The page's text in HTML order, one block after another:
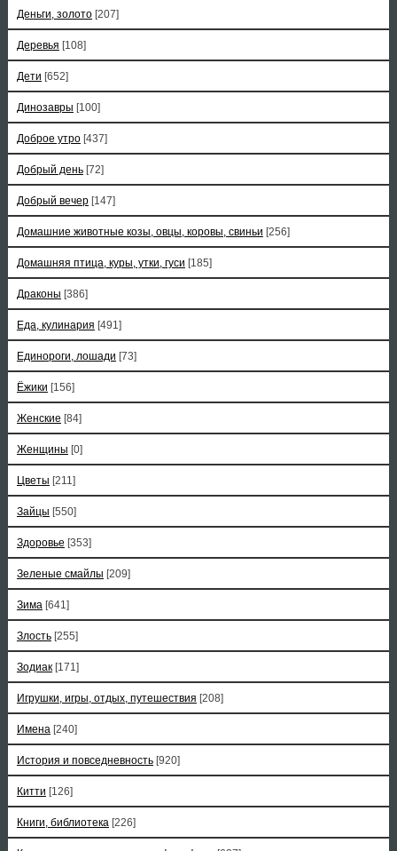
Деньги, золото [207]
Деревья [108]
Дети [652]
Динозавры [100]
Доброе утро [437]
Добрый день [72]
Добрый вечер [147]
Домашние животные козы, овцы, коровы, свиньи [256]
Домашняя птица, куры, утки, гуси [185]
Драконы [386]
Еда, кулинария [491]
Единороги, лошади [73]
Ёжики [156]
Женские [84]
Женщины [0]
Цветы [211]
Зайцы [550]
Здоровье [353]
Зеленые смайлы [209]
Зима [641]
Злость [255]
Зодиак [171]
Игрушки, игры, отдых, путешествия [208]
Имена [240]
История и повседневность [920]
Китти [126]
Книги, библиотека [226]